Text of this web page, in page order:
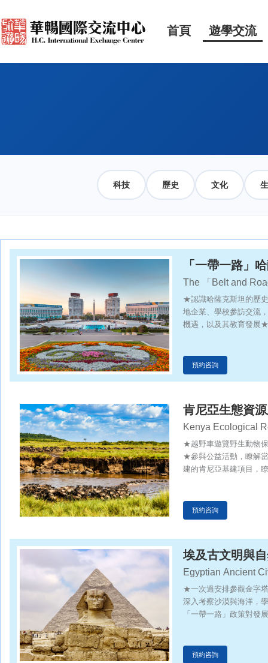
首頁 遊學交流
科技 歷史 文化
「一帶一路」
The 「Belt and
★認識哈薩克斯坦的歷
地企業、學校參訪交流
機遇，以及其教育發展
預約咨詢
肯尼亞生態資
Kenya Ecological
Inspection Tour
★越野車遊覽野生動物
★參與公益活動，瞭解
建的肯尼亞基建項目，
預約咨詢
埃及古文明與
察之旅
Egyptian Ancient
Road"
★一次過安排參觀金字
深入考察沙漠與海洋，
「一帶一路」政策對發
預約咨詢